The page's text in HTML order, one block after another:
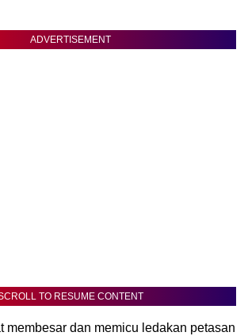
ADVERTISEMENT
TO RESUME CONTENT
membesar dan memicu ledakan petasan